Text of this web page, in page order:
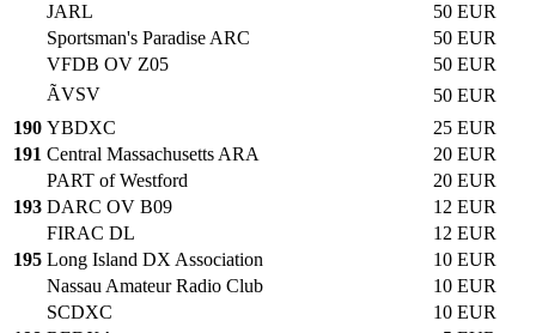
JARL
50 EUR
Sportsman's Paradise ARC
50 EUR
VFDB OV Z05
50 EUR
ÃVSV
50 EUR
190 YBDXC
25 EUR
191 Central Massachusetts ARA
20 EUR
PART of Westford
20 EUR
193 DARC OV B09
12 EUR
FIRAC DL
12 EUR
195 Long Island DX Association
10 EUR
Nassau Amateur Radio Club
10 EUR
SCDXC
10 EUR